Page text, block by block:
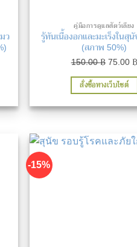
ว
คู่มือการดูแลสัตว์เลี้ยง
รู้ทันเนื้องอกและมะเร็งในสุ
(สภาพ 50%)
150.00฿ Original
price
was:
75.00 ฿
สั่งซื้อทางเว็บไซต์
-15%